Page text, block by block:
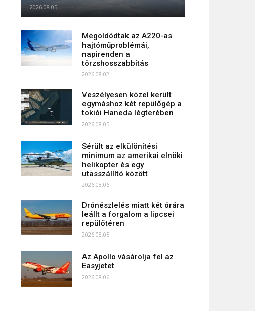
2026.08.05.
Megoldódtak az A220-as
hajtóműproblémái,
napirenden a
törzshosszabbítás
2026.08.02.
Veszélyesen közel került
egymáshoz két repülőgép a
tokiói Haneda légterében
2026.08.05.
Sérült az elkülönítési
minimum az amerikai elnöki
helikopter és egy
utasszállító között
2026.08.06.
Drónészlelés miatt két órára
leállt a forgalom a lipcsei
repülőtéren
2026.08.05.
Az Apollo vásárolja fel az
Easyjetet
2026.08.06.